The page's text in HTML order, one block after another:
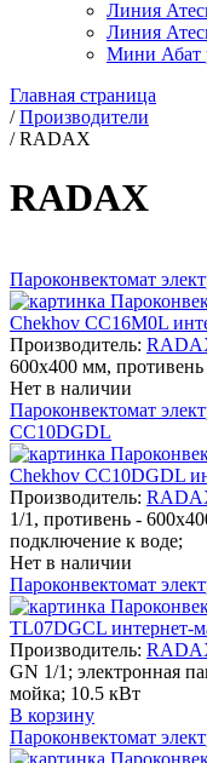
Линия
Линия
Мини Абат
Главная страница
/Производители
/RADAX
RADAX
Пароконвектомат
Производитель:
600х400 мм,
Нет в наличии
Пароконвектомат
CC10DGDL
Производитель:
1/1, противень -
подключение к воде;
Нет в наличии
Пароконвектомат
Производитель:
GN 1/1; электронная
мойка; 10.5 кВт
В корзину
Пароконвектомат